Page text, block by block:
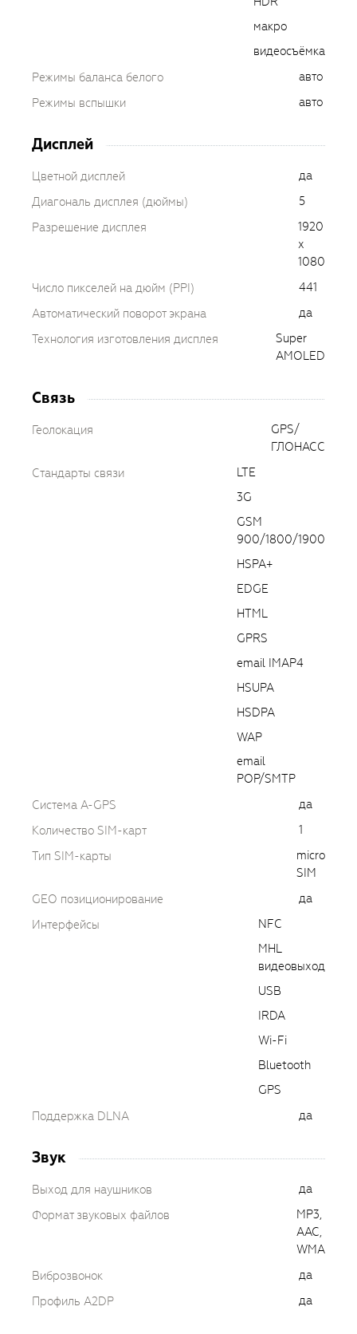
макро
видеосъёмка
Режимы баланса белого
авто
Режимы вспышки
авто
Дисплей
Цветной дисплей
да
Диагональ дисплея (дюймы)
5
Разрешение дисплея
1920
x
1080
Число пикселей на дюйм (PPI)
441
Автоматический поворот экрана
да
Технология изготовления дисплея
Super
AMOLED
Связь
Геолокация
GPS/
ГЛОНАСС
Стандарты связи
LTE
3G
GSM
900/1800/1900
HSPA+
EDGE
HTML
GPRS
email IMAP4
HSUPA
HSDPA
WAP
email
POP/SMTP
Cистема A-GPS
да
Количество SIM-карт
1
Тип SIM-карты
micro
SIM
GEO позиционирование
да
Интерфейсы
NFC
MHL
видеовыход
USB
IRDA
Wi-Fi
Bluetooth
GPS
Поддержка DLNA
да
Звук
Выход для наушников
да
Формат звуковых файлов
MP3,
AAC,
WMA
Виброзвонок
да
Профиль A2DP
да